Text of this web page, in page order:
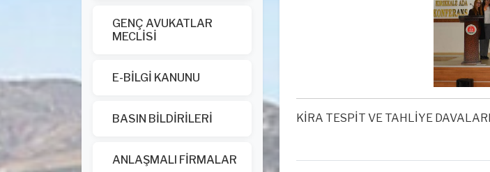
GENÇ AVUKATLAR
MECLİSİ
E-BİLGİ KANUNU
BASIN BİLDİRİLERİ
ANLAŞMALI FİRMALAR
KİRA TESPİT VE TAHLİYE